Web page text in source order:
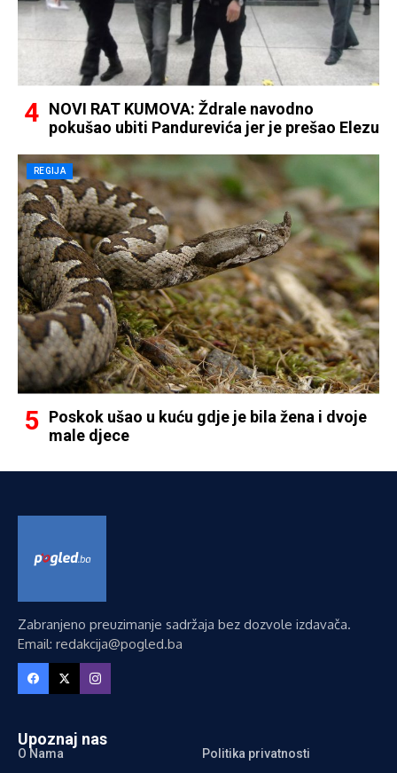
NOVI RAT KUMOVA: Ždrale navodno
pokušao ubiti Pandurevića jer je prešao Elezu
REGIJA
Poskok ušao u kuću gdje je bila žena i dvoje
male djece
Zabranjeno preuzimanje sadržaja bez dozvole izdavača.
Email: redakcija@pogled.ba
Upoznaj nas
O Nama
Politika privatnosti